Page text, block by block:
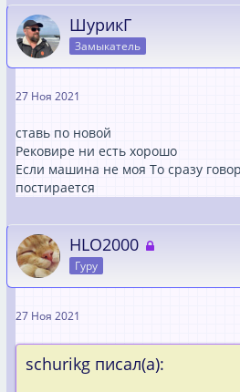
ШурикГ
Замыкатель
27 Ноя 2021
ставь по новой
Рековире ни есть хорошо
Если машина не моя То сразу
постирается
HLO2000
Гуру
27 Ноя 2021
schurikg писал(а):